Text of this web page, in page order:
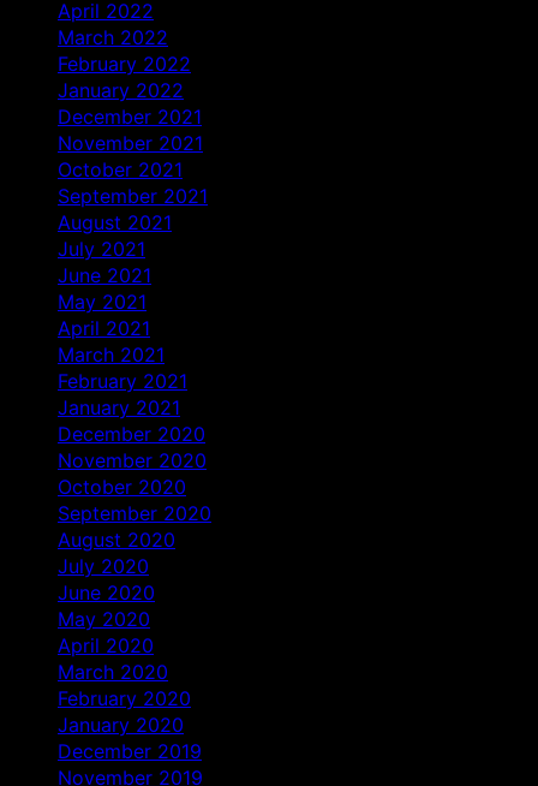
April 2022
March 2022
February 2022
January 2022
December 2021
November 2021
October 2021
September 2021
August 2021
July 2021
June 2021
May 2021
April 2021
March 2021
February 2021
January 2021
December 2020
November 2020
October 2020
September 2020
August 2020
July 2020
June 2020
May 2020
April 2020
March 2020
February 2020
January 2020
December 2019
November 2019